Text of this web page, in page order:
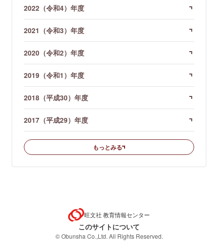
2022（令和4）年度
2021（令和3）年度
2020（令和2）年度
2019（令和1）年度
2018（平成30）年度
2017（平成29）年度
もっとみる
旺文社 教育情報センター
このサイトについて
© Obunsha Co.,Ltd. All Rights Reserved.